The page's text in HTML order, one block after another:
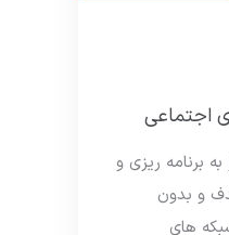
اجتماعی
برنامه ریزی و
و بدون
های